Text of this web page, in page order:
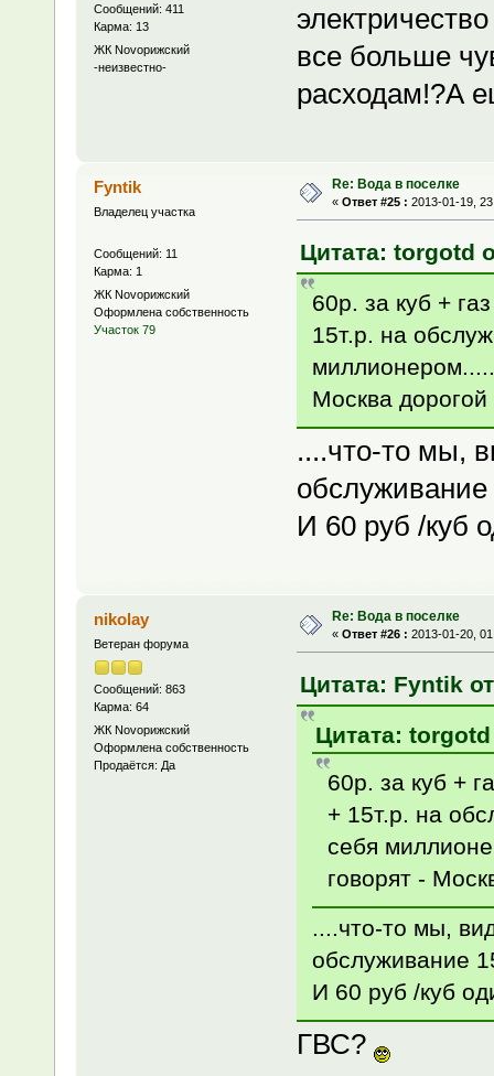
Сообщений: 411
Карма: 13
ЖК Novoрижский
-неизвестно-
все больше
расходам!?А
Fyntik
Владелец участка
Сообщений: 11
Карма: 1
ЖК Novoрижский
Оформлена собственность
Участок 79
Re: Вода в поселке
« Ответ #25 : 2013-01-19,
Цитата: torgotd
60р. за куб +
15т.р. на
Москва дорогой
....что-то мы,
обслуживание
И 60 руб /куб
nikolay
Ветеран форума
Сообщений: 863
Карма: 64
ЖК Novoрижский
Оформлена собственность
Продаётся: Да
Re: Вода в поселке
« Ответ #26 : 2013-01-20,
Цитата: Fyntik
Цитата: torgotd
60р. за куб +
+ 15т.р. на
себя
говорят -
....что-то мы,
обслуживание
И 60 руб /куб
ГВС?